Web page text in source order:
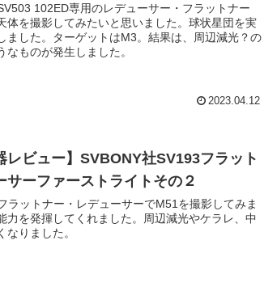
102ED専用のレデューサー・フラットナー
体を撮影してみたいと思いました。球状星団を実
ました。ターゲットはM3。結果は、周辺減光？の
なものが発生しました。
2023.04.12
レビュー】SVBONY社SV193フラット
サーファーストライトその２
ラットナー・レデューサーでM51を撮影してみま
力を発揮してくれました。周辺減光やケラレ、中
なりました。